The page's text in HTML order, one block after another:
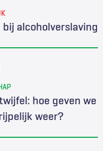
alcoholverslaving
hoe geven we
weer?